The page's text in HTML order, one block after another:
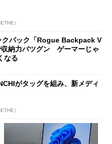
）
クパック「Rogue Backpack V
収納力バツグン ゲーマーじゃ
なる
がタッグを組み、新メディ
）